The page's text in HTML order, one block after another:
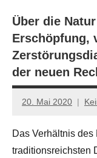
Über die
Erschöpfung,
der neuen
20. Mai 2020
Jan-
Hornauer
für
Das Verhältnis
traditionsreichsten